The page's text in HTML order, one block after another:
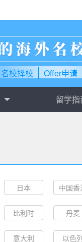
名校择校 Offer申请
留学指
日本 中国香
比利时 丹麦
意大利 以色